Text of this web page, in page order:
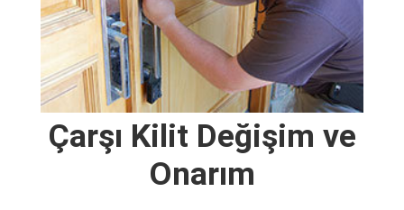
Çarşı Kilit Değişim ve
Onarım